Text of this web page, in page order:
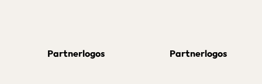
Partnerlogos Partnerlogos